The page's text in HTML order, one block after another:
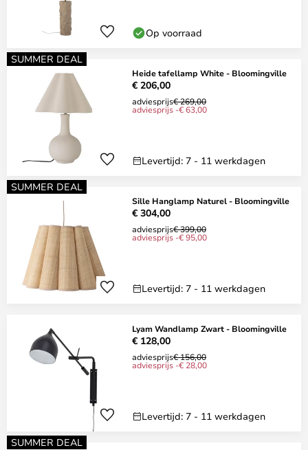
Op voorraad
SUMMER DEAL
Heide tafellamp White - Bloomingville
€ 206,00
adviesprijs€ 269,00
adviesprijs -€ 63,00
Levertijd: 7 - 11 werkdagen
SUMMER DEAL
Sille Hanglamp Naturel - Bloomingville
€ 304,00
adviesprijs€ 399,00
adviesprijs -€ 95,00
Levertijd: 7 - 11 werkdagen
Lyam Wandlamp Zwart - Bloomingville
€ 128,00
adviesprijs€ 156,00
adviesprijs -€ 28,00
Levertijd: 7 - 11 werkdagen
SUMMER DEAL